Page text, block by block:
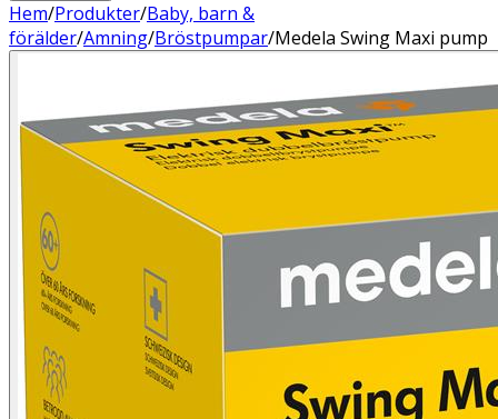
Hem/Produkter/Baby, barn &
förälder/Amning/Bröstpumpar/Medela Swing Maxi pump